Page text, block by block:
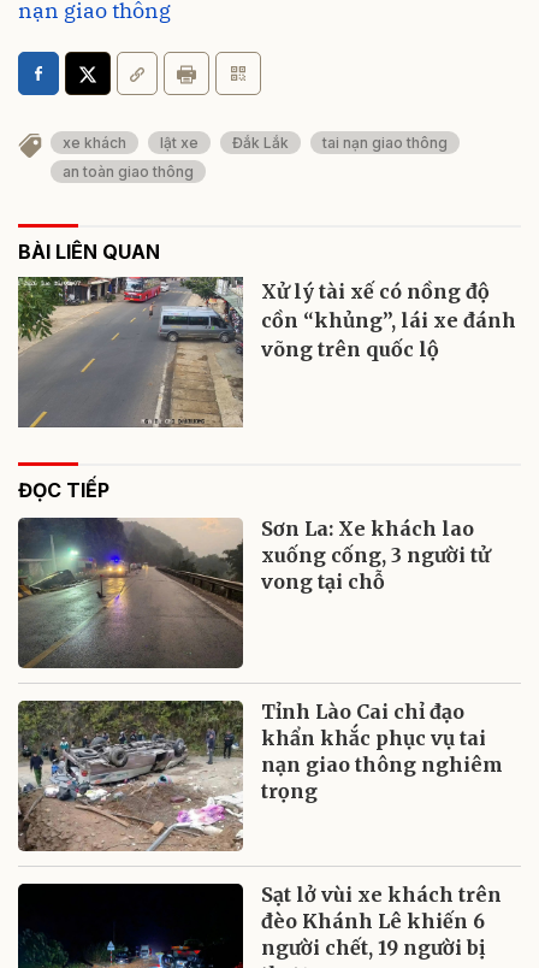
nạn giao thông
xe khách lật xe Đắk Lắk
tai nạn giao thông
an toàn giao thông
BÀI LIÊN QUAN
Xử lý tài xế có nồng độ
cồn “khủng”, lái xe đánh
võng trên quốc lộ
ĐỌC TIẾP
Sơn La: Xe khách lao
xuống cống, 3 người tử
vong tại chỗ
Tỉnh Lào Cai chỉ đạo
khẩn khắc phục vụ tai
nạn giao thông nghiêm
trọng
Sạt lở vùi xe khách trên
đèo Khánh Lê khiến 6
người chết, 19 người bị